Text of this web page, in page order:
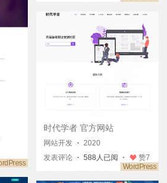
时代学者 官方网站
网站开发 ・ 2020
发表评论 ・ 588人已阅 ・ 赞7